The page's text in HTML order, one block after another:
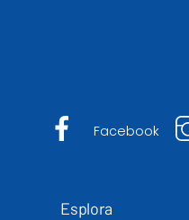
Facebook
Esplora